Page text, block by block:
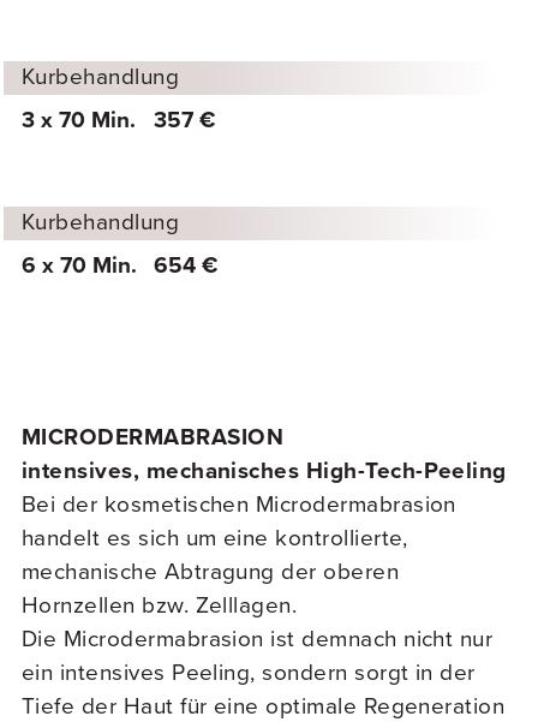
Kurbehandlung
3 x 70 Min.
357 €
Kurbehandlung
6 x 70 Min.
654 €
MICRODERMABRASION
intensives, mechanisches High-Tech-Peeling
Bei der kosmetischen Microdermabrasion
handelt es sich um eine kontrollierte,
mechanische Abtragung der oberen
Hornzellen bzw. Zelllagen.
Die Microdermabrasion ist demnach nicht nur
ein intensives Peeling, sondern sorgt in der
Tiefe der Haut für eine optimale Regeneration